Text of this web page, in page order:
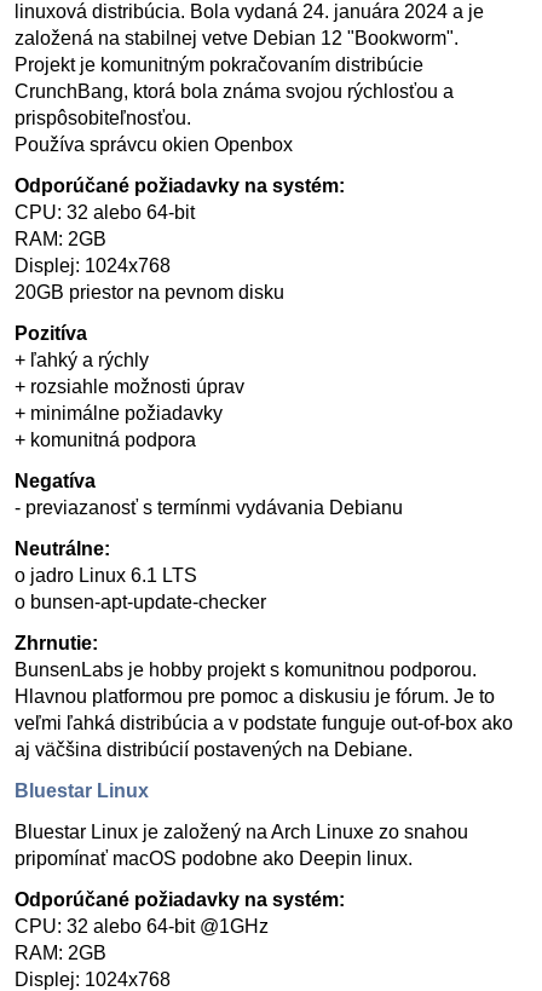
linuxová distribúcia. Bola vydaná 24. januára 2024 a je
založená na stabilnej vetve Debian 12 "Bookworm".
Projekt je komunitným pokračovaním distribúcie
CrunchBang, ktorá bola známa svojou rýchlosťou a
prispôsobiteľnosťou.
Používa správcu okien Openbox
Odporúčané požiadavky na systém:
CPU: 32 alebo 64-bit
RAM: 2GB
Displej: 1024x768
20GB priestor na pevnom disku
Pozitíva
+ ľahký a rýchly
+ rozsiahle možnosti úprav
+ minimálne požiadavky
+ komunitná podpora
Negatíva
- previazanosť s termínmi vydávania Debianu
Neutrálne:
o jadro Linux 6.1 LTS
o bunsen-apt-update-checker
Zhrnutie:
BunsenLabs je hobby projekt s komunitnou podporou.
Hlavnou platformou pre pomoc a diskusiu je fórum. Je to
veľmi ľahká distribúcia a v podstate funguje out-of-box ako
aj väčšina distribúcií postavených na Debiane.
Bluestar Linux
Bluestar Linux je založený na Arch Linuxe zo snahou
pripomínať macOS podobne ako Deepin linux.
Odporúčané požiadavky na systém:
CPU: 32 alebo 64-bit @1GHz
RAM: 2GB
Displej: 1024x768